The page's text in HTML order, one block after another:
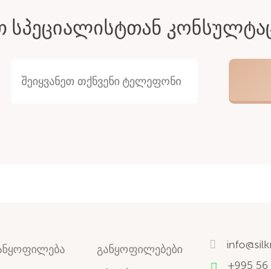
ᲡᲞᲔᲪᲘᲐᲚᲘᲡᲢᲗᲐᲜ
განყოფილებები
+995